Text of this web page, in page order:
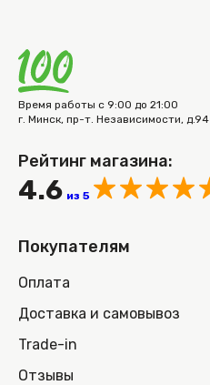
Время работы с 9:00 до 21:00
г. Минск, пр-т. Независимости, д.94
Рейтинг магазина:
4.6 из 5
Покупателям
Оплата
Доставка и самовывоз
Trade-in
Отзывы